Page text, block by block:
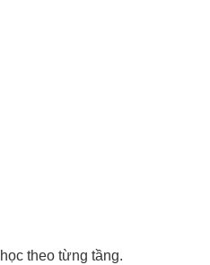
theo từng tầng.